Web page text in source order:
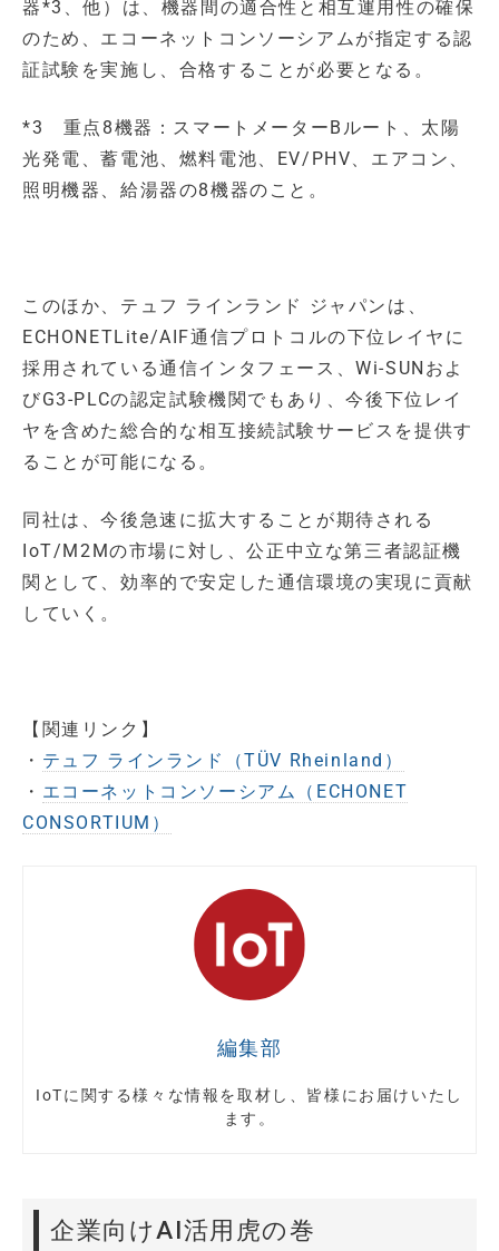
器*3、他）は、機器間の適合性と相互運用性の確保
のため、エコーネットコンソーシアムが指定する認
証試験を実施し、合格することが必要となる。
*3 重点8機器：スマートメーターBルート、太陽
光発電、蓄電池、燃料電池、EV/PHV、エアコン、
照明機器、給湯器の8機器のこと。
このほか、テュフ ラインランド ジャパンは、
ECHONETLite/AIF通信プロトコルの下位レイヤに
採用されている通信インタフェース、Wi-SUNおよ
びG3-PLCの認定試験機関でもあり、今後下位レイ
ヤを含めた総合的な相互接続試験サービスを提供す
ることが可能になる。
同社は、今後急速に拡大することが期待される
IoT/M2Mの市場に対し、公正中立な第三者認証機
関として、効率的で安定した通信環境の実現に貢献
していく。
【関連リンク】
・ テュフ ラインランド（TÜV Rheinland）
・ エコーネットコンソーシアム（ECHONET
CONSORTIUM）
編集部
IoTに関する様々な情報を取材し、皆様にお届けいたし
ます。
企業向けAI活用虎の巻